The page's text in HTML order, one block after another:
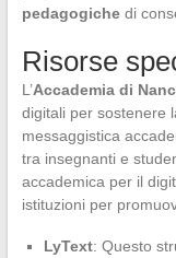
pedagogichedi
Risorse
L’Accademia di
digitali per sostenere
messaggistica
tra insegnanti e
accademica per il
istituzioni per
LyText: Questo